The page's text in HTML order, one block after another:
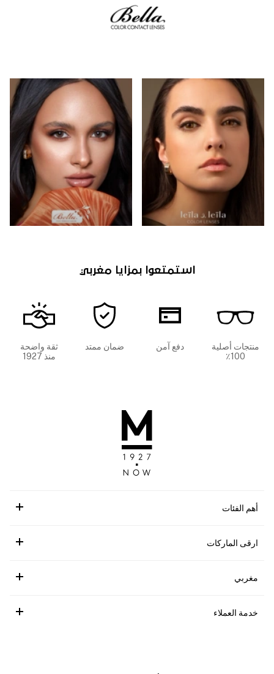
استمتعوا بمزايا مغربي
منتجات أصلية
100٪
دفع آمن ضمان ممتد
ثقة واضحة
منذ 1927
أهم الفئات
ارقى الماركات
مغربي
خدمة العملاء